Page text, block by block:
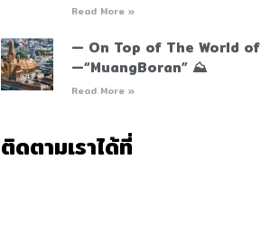
Read More »
— On Top of The World of
—“MuangBoran” ⛰️
Read More »
ติดตามเราได้ที่